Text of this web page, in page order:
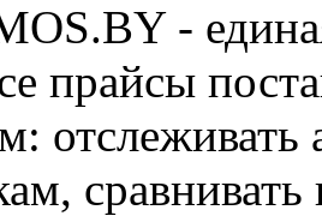
-
прайсы
отслеживать